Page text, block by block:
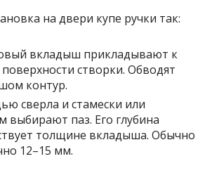
на двери купе ручки так:
вкладыш прикладывают к
створки. Обводят
контур.
сверла и стамески или
выбирают паз. Его глубина
толщине вкладыша. Обычно
12–15 мм.